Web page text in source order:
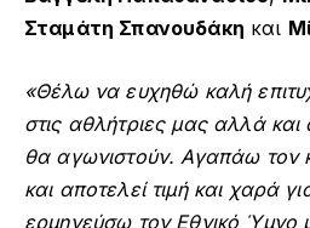
Σταμάτη Σπανουδάκη και
«Θέλω να ευχηθώ καλή
στις αθλήτριες μας αλλά
θα αγωνιστούν. Αγαπάω τον
και αποτελεί τιμή και χαρά
ερμηνεύσω τον Εθνικό Ύμνο